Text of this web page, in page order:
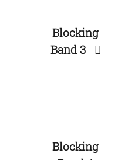
Blocking
Band 3
Blocking